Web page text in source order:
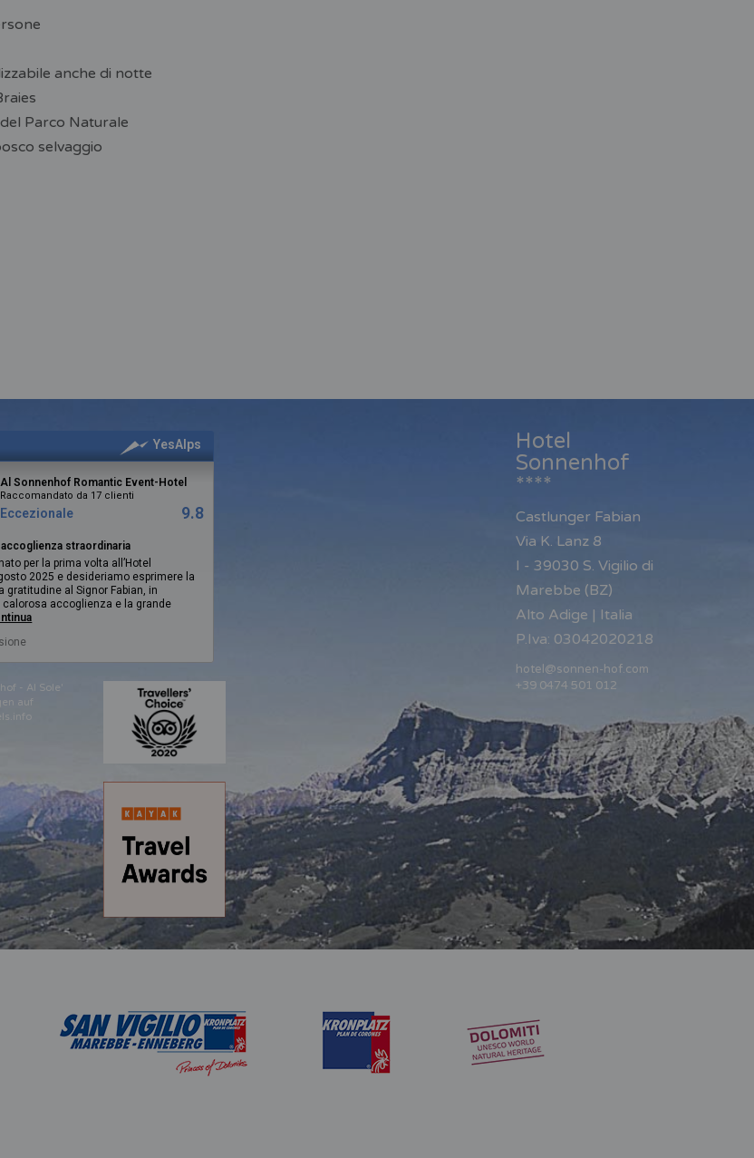
anche di notte
Parco Naturale
selvaggio
YesAlps
Al Sonnenhof Romantic Event-Hotel
Raccomandato da 17 clienti
Eccezionale 9.8
straordinaria
per la prima volta all’Hotel
2025 e desideriamo esprimere la
gratitudine al Signor Fabian, in
calorosa accoglienza e la grande
Hotel
Sonnenhof
****
Castlunger Fabian
Via K. Lanz 8
I - 39030 S. Vigilio di
Marebbe (BZ)
Alto Adige | Italia
P.Iva: 03042020218
hotel@sonnen-hof.com
+39 0474 501 012